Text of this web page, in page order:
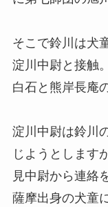
そこで鈴川は犬
淀川中尉と接触。
白石と熊岸長庵
淀川中尉は鈴川
じようとします
見中尉から連絡
薩摩出身の犬童